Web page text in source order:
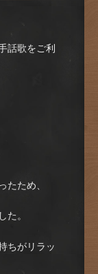
話歌をご利
たため、
た。
ちがリラッ